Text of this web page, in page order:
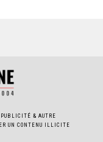
PUBLICITÉ & AUTRE
UN CONTENU ILLICITE